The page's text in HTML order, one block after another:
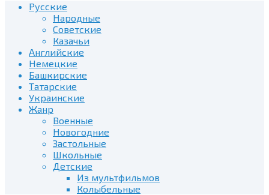
Русские
Народные
Советские
Казачьи
Английские
Немецкие
Башкирские
Татарские
Украинские
Жанр
Военные
Новогодние
Застольные
Школьные
Детские
Из мультфильмов
Колыбельные